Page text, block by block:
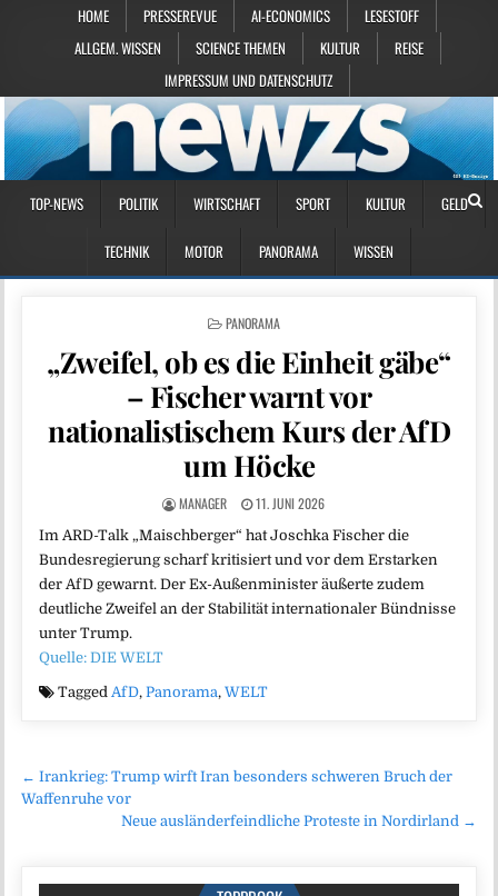
HOME PRESSEREVUE AI-ECONOMICS
LESESTOFF
ALLGEM. WISSEN
SCIENCE THEMEN KULTUR
REISE
IMPRESSUM UND DATENSCHUTZ
TOP-NEWS POLITIK WIRTSCHAFT SPORT KULTUR GELD
TECHNIK MOTOR PANORAMA WISSEN
POSTED IN
PANORAMA
„Zweifel, ob es die Einheit gäbe“
– Fischer warnt vor
nationalistischem Kurs der AfD
um Höcke
MANAGER 11. JUNI 2026
Im ARD-Talk „Maischberger“ hat Joschka Fischer die
Bundesregierung scharf kritisiert und vor dem Erstarken
der AfD gewarnt. Der Ex-Außenminister äußerte zudem
deutliche Zweifel an der Stabilität internationaler Bündnisse
unter Trump.
Quelle: DIE WELT
Tagged AfD,Panorama,WELT
Beitragsnavigation
← Irankrieg: Trump wirft Iran besonders schweren Bruch der
Waffenruhe vor
Neue ausländerfeindliche Proteste in Nordirland →